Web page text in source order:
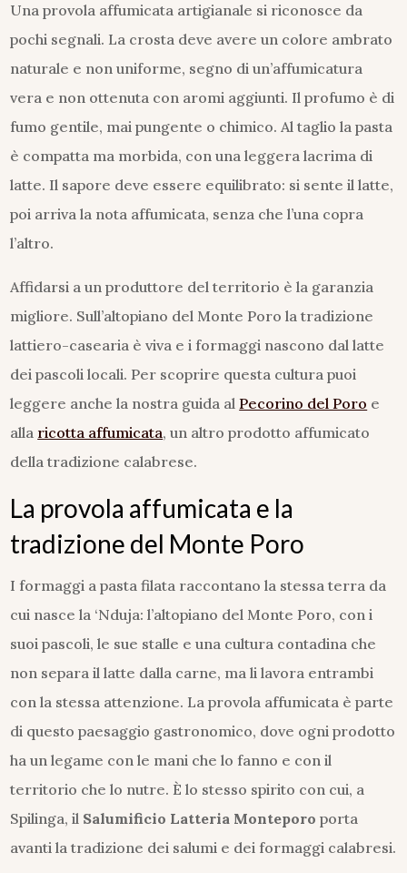
Una provola affumicata artigianale si riconosce da
pochi segnali. La crosta deve avere un colore ambrato
naturale e non uniforme, segno di un’affumicatura
vera e non ottenuta con aromi aggiunti. Il profumo è di
fumo gentile, mai pungente o chimico. Al taglio la pasta
è compatta ma morbida, con una leggera lacrima di
latte. Il sapore deve essere equilibrato: si sente il latte,
poi arriva la nota affumicata, senza che l’una copra
l’altro.
Affidarsi a un produttore del territorio è la garanzia
migliore. Sull’altopiano del Monte Poro la tradizione
lattiero-casearia è viva e i formaggi nascono dal latte
dei pascoli locali. Per scoprire questa cultura puoi
leggere anche la nostra guida alPecorino del Poro e
alla ricotta affumicata, un altro prodotto affumicato
della tradizione calabrese.
La provola affumicata e la
tradizione del Monte Poro
I formaggi a pasta filata raccontano la stessa terra da
cui nasce la ‘Nduja: l’altopiano del Monte Poro, con i
suoi pascoli, le sue stalle e una cultura contadina che
non separa il latte dalla carne, ma li lavora entrambi
con la stessa attenzione. La provola affumicata è parte
di questo paesaggio gastronomico, dove ogni prodotto
ha un legame con le mani che lo fanno e con il
territorio che lo nutre. È lo stesso spirito con cui, a
Spilinga, il Salumificio Latteria Monteporo porta
avanti la tradizione dei salumi e dei formaggi calabresi.